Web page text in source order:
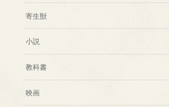
寄生獣
小説
教科書
映画